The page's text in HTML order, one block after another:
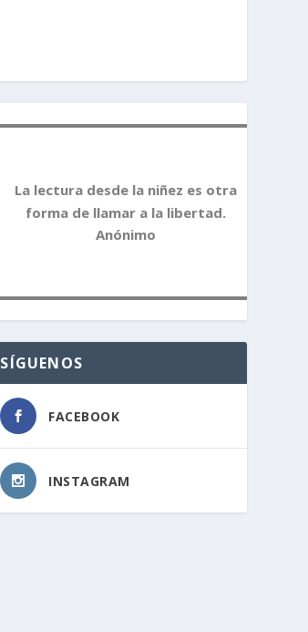
La lectura desde la niñez es otra
forma de llamar a la libertad.
Anónimo
SÍGUENOS
FACEBOOK
INSTAGRAM